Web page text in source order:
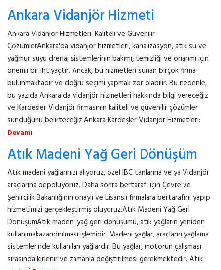
Ankara Vidanjör Hizmeti
Ankara Vidanjör Hizmetleri: Kaliteli ve Güvenilir
ÇözümlerAnkara'da vidanjör hizmetleri, kanalizasyon, atık su ve
yağmur suyu drenaj sistemlerinin bakımı, temizliği ve onarımı için
önemli bir ihtiyaçtır. Ancak, bu hizmetleri sunan birçok firma
bulunmaktadır ve doğru seçimi yapmak zor olabilir. Bu nedenle,
bu yazıda Ankara'da vidanjör hizmetleri hakkında bilgi vereceğiz
ve Kardeşler Vidanjör firmasının kaliteli ve güvenilir çözümler
sunduğunu belirteceğiz.Ankara Kardeşler Vidanjör Hizmetleri:
Devamı
Atık Madeni Yağ Geri Dönüşüm
Atık madeni yağlarınızı alıyoruz, özel IBC tanlarına ve ya Vidanjör
araçlarına depoluyoruz. Daha sonra bertarafı için Çevre ve
Şehircilik Bakanlığının onaylı ve Lisanslı firmalara bertarafını yapıp
hizmetimizi gerçekleştirmiş oluyoruz.Atık Madeni Yağ Geri
DönüşümAtık madeni yağ geri dönüşümü, atık yağların yeniden
kullanımakazandırılması işlemidir. Madeni yağlar, araçların yağlama
sistemlerinde kullanılan yağlardır. Bu yağlar, motorun çalışması
sırasında kirlenir ve zamanla değiştirilmesi gerekmektedir. Atık